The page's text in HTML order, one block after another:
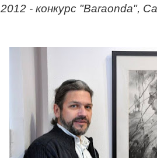
2012 - конкурс "Baraonda",